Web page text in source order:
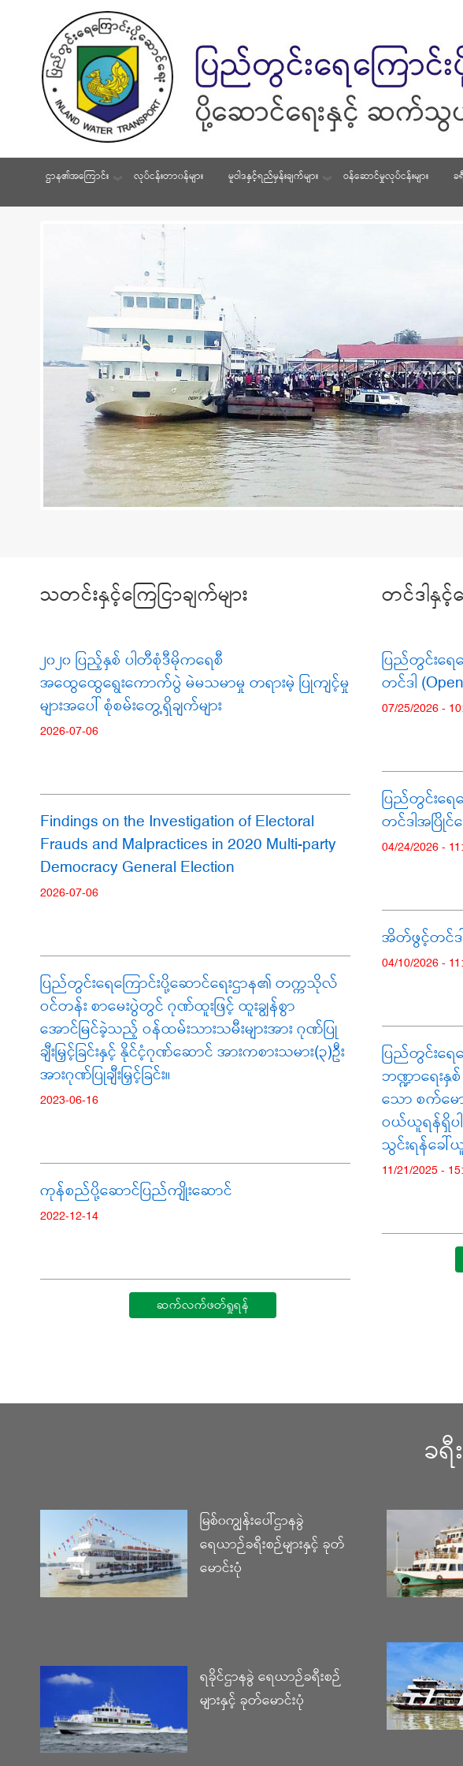
ခရီ
မြစ်၀ကျွန်းပေါ်ဌာနခွဲ
ရေယာဉ်ခရီးစဉ်များနှင့် ခုတ်
မောင်းပုံ
ရခိုင်ဌာနခွဲ ရေယာဉ်ခရီးစဉ်
များနှင့် ခုတ်မောင်းပုံ
ဌာန၏အကြောင်း လုပ်ငန်းတာ၀န်များ မူဝါဒနှင့်ရည်မှန်းချက်များ ဝန်ဆောင်မှုလုပ်ငန်းများ ခ
သတင်းနှင့်ကြေငြာချက်များ
၂၀၂၀ ပြည့်နှစ် ပါတီစုံဒီမိုကရေစီ
အထွေထွေရွေးကောက်ပွဲ မဲမသမာမှု တရားမဲ့ ပြုကျင့်မှု
များအပေါ် စုံစမ်းတွေ့ရှိချက်များ
2026-07-06
Findings on the Investigation of Electoral
Frauds and Malpractices in 2020 Multi-party
Democracy General Election
2026-07-06
ပြည်တွင်းရေကြောင်းပို့ဆောင်ရေးဌာန၏ တက္ကသိုလ်
ဝင်တန်း စာမေးပွဲတွင် ဂုဏ်ထူးဖြင့် ထူးချွန်စွာ
အောင်မြင်ခဲ့သည့် ဝန်ထမ်းသားသမီးများအား ဂုဏ်ပြု
ချီးမြှင့်ခြင်းနှင့် နိုင်ငံ့ဂုဏ်ဆောင် အားကစားသမား(၃)ဦး
အားဂုဏ်ပြုချီးမြှင့်ခြင်း။
2023-06-16
ကုန်စည်ပို့ဆောင်ပြည်ကျိုးဆောင်
2022-12-14
ဆက်လက်ဖတ်ရှုရန်
တင်ဒါနှင့်
ပြည်တွင်းရေ
တင်ဒါ (Open
07/25/2026 -
ပြည်တွင်းရေ
တင်ဒါအပြိုင်ဈ
04/24/2026 -
အိတ်ဖွင့်တင်ဒါ
04/10/2026 -
ပြည်တွင်းရေ
ဘဏ္ဍာရေးနှ
သော စက်မေ
ဝယ်ယူရန်ရှိပါ
သွင်းရန်ခေါ်ယူ
11/21/2025 -